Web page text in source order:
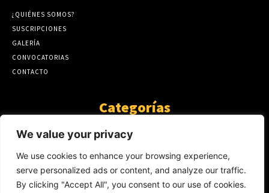
We value your privacy
We use cookies to enhance your browsing experience,
serve personalized ads or content, and analyze our traffic.
By clicking "Accept All", you consent to our use of cookies.
¿QUIÉNES SOMOS?
SUSCRIPCIONES
GALERÍA
CONVOCATORIAS
CONTACTO
Categorías
ARTÍCULOS
GUANTE DE SEDA
AL CALOR DE LA PALABRA
Y YO QUE SÉ
423
NOTICIAS
234